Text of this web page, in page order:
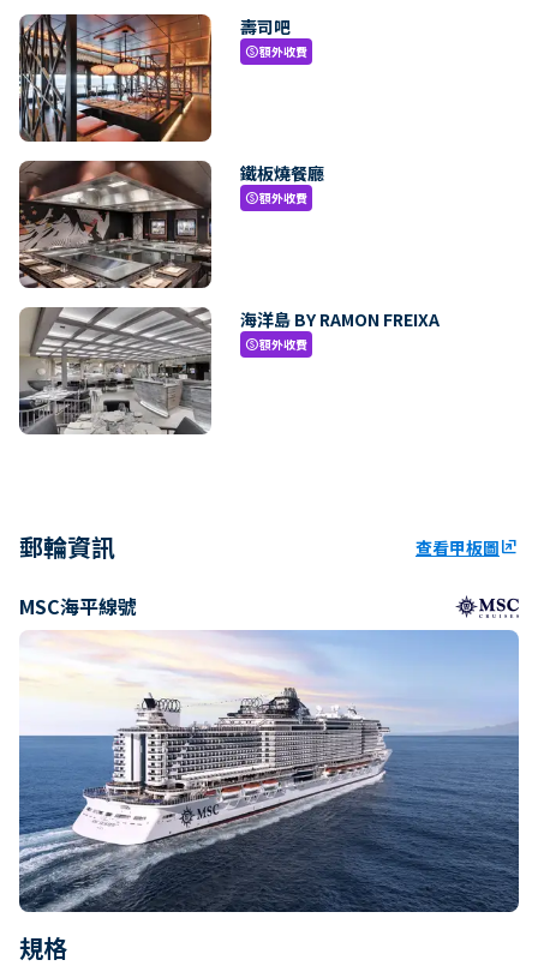
壽司吧
paid額外收費
鐵板燒餐廳
paid額外收費
海洋島 BY RAMON FREIXA
paid額外收費
郵輪資訊 查看甲板圖ungroup
MSC海平線號
規格